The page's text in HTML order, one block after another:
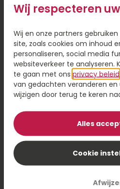
Rituals Yozakura
giftset S
29,95
Wij respecteren
Wij en onze partners
site, zoals cookies om inhoud
personaliseren, social media
websiteverkeer te analyseren.
te gaan met ons privacy beleid
van gedachten veranderen en
wijzigen door terug te keren
Alles
Cookie